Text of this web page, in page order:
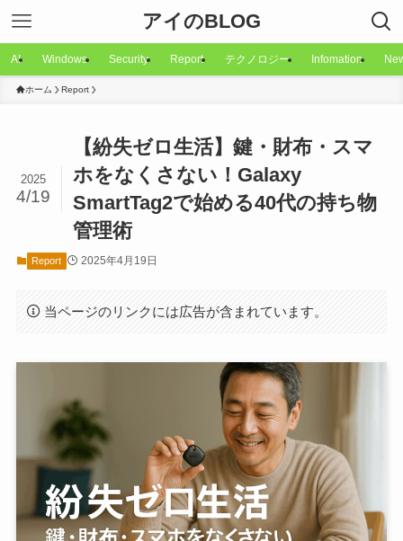
アイのBLOG
AI Windows Security Report テクノロジー Infomation
ホーム Report
【紛失ゼロ生活】鍵・財布・スマ
ホをなくさない！Galaxy
SmartTag2で始める40代の持ち物
管理術
2025
4/19
Report 2025年4月19日
当ページのリンクには広告が含まれています。